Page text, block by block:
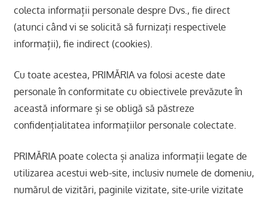
colecta informații personale despre Dvs., fie direct
(atunci când vi se solicită să furnizați respectivele
informații), fie indirect (cookies).
Cu toate acestea, PRIMĂRIA va folosi aceste date
personale în conformitate cu obiectivele prevăzute în
această informare și se obligă să păstreze
confidențialitatea informațiilor personale colectate.
PRIMĂRIA poate colecta și analiza informații legate de
utilizarea acestui web-site, inclusiv numele de domeniu,
numărul de vizitări, paginile vizitate, site-urile vizitate